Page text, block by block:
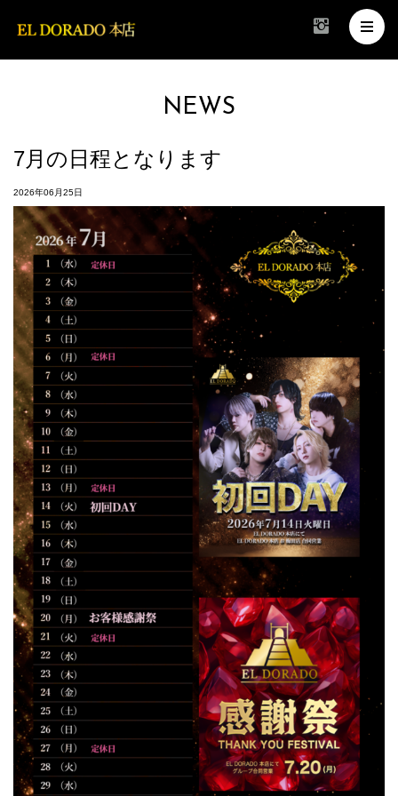
NEWS
7月の日程となります
2026年06月25日